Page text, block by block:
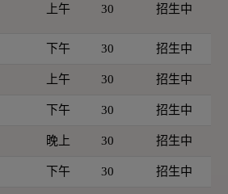
上午 30 招生中
下午 30 招生中
上午 30 招生中
下午 30 招生中
晚上 30 招生中
下午 30 招生中